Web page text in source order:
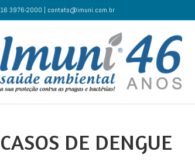
16 3976-2000 | contato@imuni.com.br
CASOS DE DENGUE